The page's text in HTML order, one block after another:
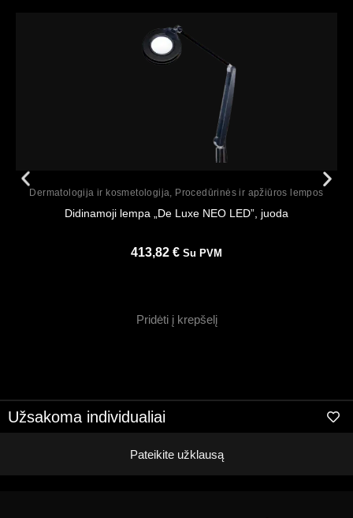
Dermatologija ir kosmetologija Procedūrinės ir apžiūros lempos
Didinamoji lempa „De Luxe NEO LED”, juoda
413,82 € Su PVM
Pridėti į krepšelį
Užsakoma individualiai
Pateikite užklausą